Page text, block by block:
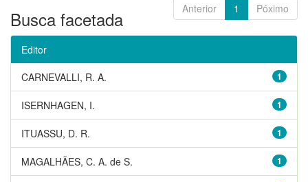
Anterior 1 Póximo
Busca facetada
Editor
1
CARNEVALLI, R. A.
1
ISERNHAGEN, I.
1
ITUASSU, D. R.
1
MAGALHÃES, C. A. de S.